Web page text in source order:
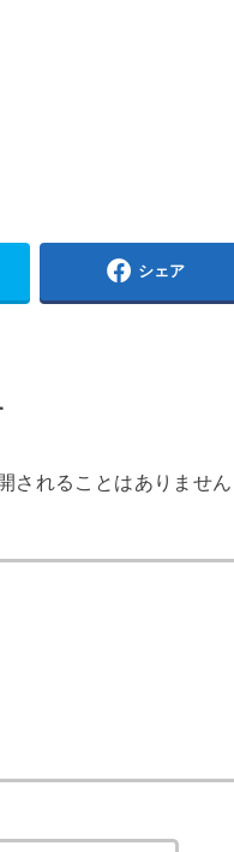
シェア
されることはありません